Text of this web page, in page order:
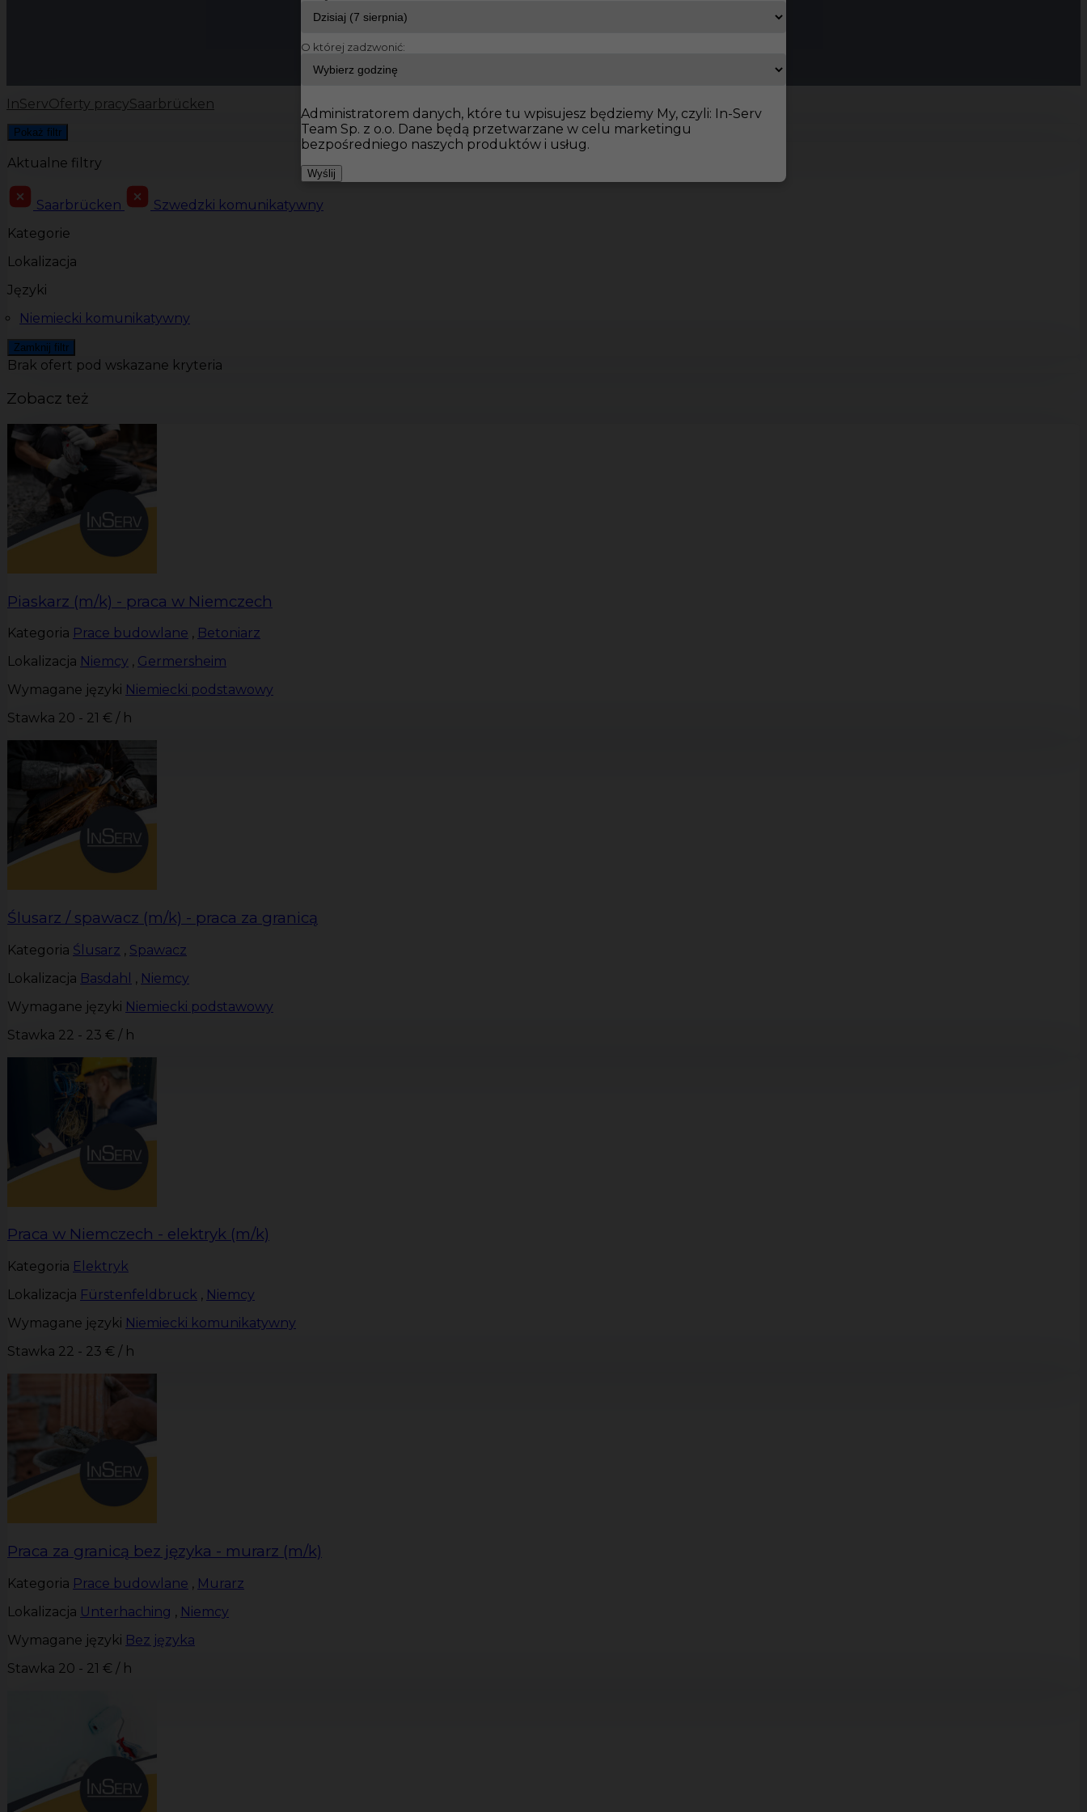
InServOferty pracySaarbrücken
Pokaż filtr
Aktualne filtry
Saarbrücken
Szwedzki komunikatywny
Kategorie
Lokalizacja
Języki
Niemiecki komunikatywny
Zamknij filtr
Brak ofert pod wskazane kryteria
Zobacz też
Piaskarz (m/k) - praca w Niemczech
Kategoria Prace budowlane , Betoniarz
Lokalizacja Niemcy , Germersheim
Wymagane języki Niemiecki podstawowy
Stawka 20 - 21 € / h
Ślusarz / spawacz (m/k) - praca za granicą
Kategoria Ślusarz , Spawacz
Lokalizacja Basdahl , Niemcy
Wymagane języki Niemiecki podstawowy
Stawka 22 - 23 € / h
Praca w Niemczech - elektryk (m/k)
Kategoria Elektryk
Lokalizacja Fürstenfeldbruck , Niemcy
Wymagane języki Niemiecki komunikatywny
Stawka 22 - 23 € / h
Praca za granicą bez języka - murarz (m/k)
Kategoria Prace budowlane , Murarz
Lokalizacja Unterhaching , Niemcy
Wymagane języki Bez języka
Stawka 20 - 21 € / h
O której zadzwonić:
Administratorem danych, które tu wpisujesz będziemy My, czyli: In-Serv
Team Sp. z o.o. Dane będą przetwarzane w celu marketingu
bezpośredniego naszych produktów i usług.
Wyślij